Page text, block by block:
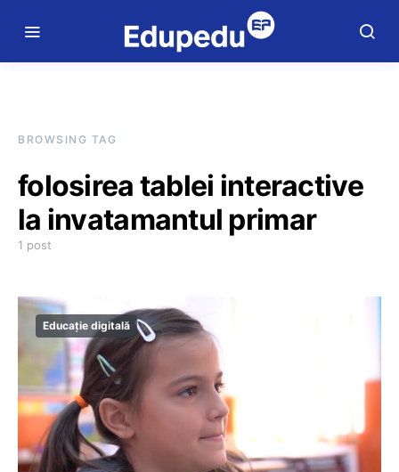
BROWSING TAG
folosirea tablei interactive
la invatamantul primar
1 post
Educație digitală